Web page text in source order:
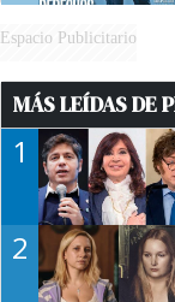
Espacio Publicitario
MÁS LEÍDAS DE
1
2